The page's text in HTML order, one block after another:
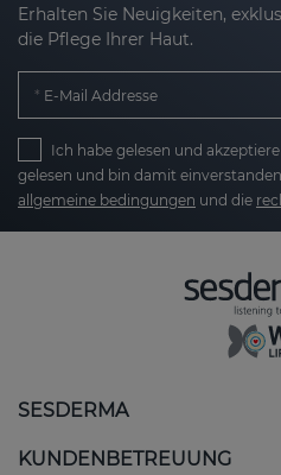
Erhalten Sie Neuigkeiten,
die Pflege Ihrer Haut.
E-Mail Addresse
Ich habe gelesen und
gelesen und bin damit
allgemeine bedingungen und die
SESDERMA
KUNDENBETREUUNG